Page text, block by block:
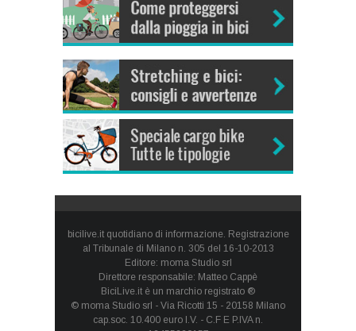
bicilive.it quotidiano di informazione. Registrazione
al Tribunale di Milano n. 305 del 16-10-2013
Editore: moma Studio srl
Direttore responsabile: Matteo Cappè
BiciLive.it è un marchio registrato ®
© moma Studio srl - Via Ricotti 15 - 20158 Milano
cap.soc. 10.400 euro I.V. - C.F E P.IVA n.